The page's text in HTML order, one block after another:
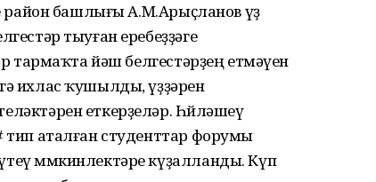
район башлығы А.М.Арыҫланов үҙ
тыуған еребеҙҙәге
тармаҡта йәш белгестәрҙең етмәүен
ихлас ҡушылды, үҙҙәрен
еткерҙеләр. Һөйләшеү
тип аталған студенттар форумы
мөмкинлектәре күҙалланды. Күп